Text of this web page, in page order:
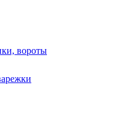
вороты